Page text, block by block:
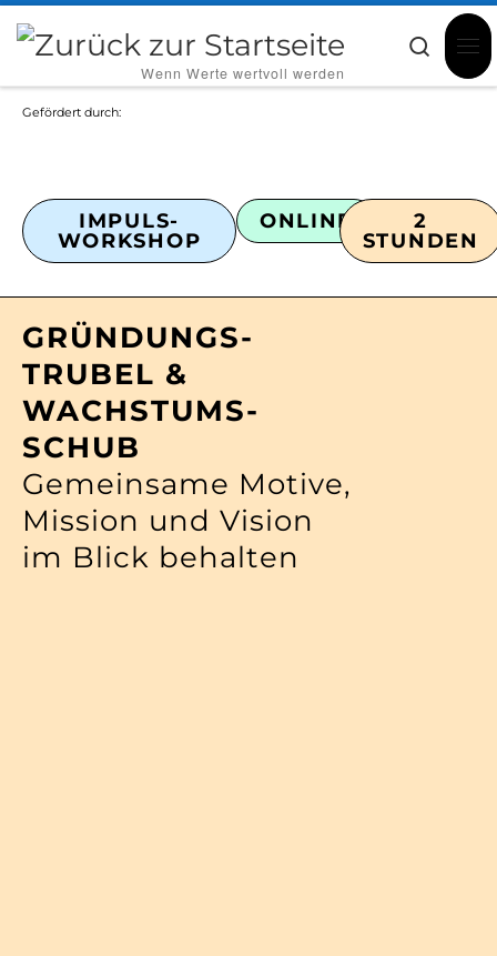
Zum Inhalt springen
‎ ‎ ‎ ‎ ‎ ‎ ‎ ‎ ‎Wenn Werte wertvoll werden
IMPULS-
WORKSHOP
ONLINE
2
STUNDEN
Gefördert durch:
GRÜNDUNGS­
TRUBEL &
WACHSTUMS­
SCHUB
Gemeinsame Motive,
Mission und Vision
im Blick behalten